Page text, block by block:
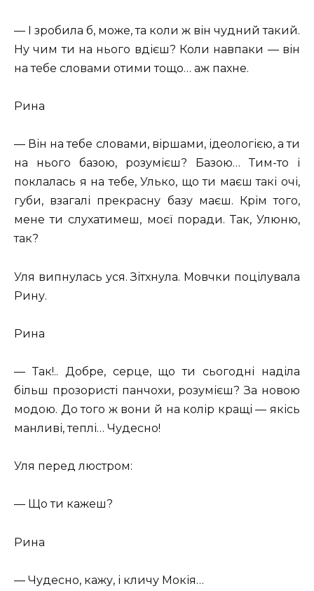
— І зробила б, може, та коли ж він чудний такий.
Ну чим ти на нього вдієш? Коли навпаки — він
на тебе словами отими тощо… аж пахне.
Рина
— Він на тебе словами, віршами, ідеологією, а ти
на нього базою, розумієш? Базою… Тим-то і
поклалась я на тебе, Улько, що ти маєш такі очі,
губи, взагалі прекрасну базу маєш. Крім того,
мене ти слухатимеш, моєї поради. Так, Улюню,
так?
Уля випнулась уся. Зітхнула. Мовчки поцілувала
Рину.
Рина
— Так!.. Добре, серце, що ти сьогодні наділа
більш прозористі панчохи, розумієш? За новою
модою. До того ж вони й на колір кращі — якісь
манливі, теплі… Чудесно!
Уля перед люстром:
— Що ти кажеш?
Рина
— Чудесно, кажу, і кличу Мокія…